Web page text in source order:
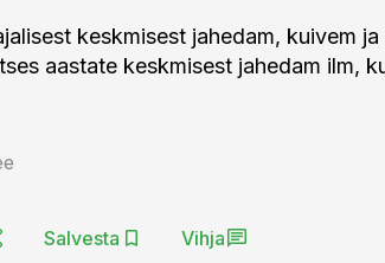
keskmisest jahedam, kuivem ja
aastate keskmisest jahedam ilm,
Salvesta Vihja